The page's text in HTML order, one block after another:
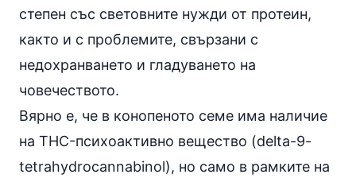
степен със световните нужди от протеин,
както и с проблемите, свързани с
недохранването и гладуването на
човечеството.
Вярно е, че в конопеното семе има наличие
на THC-психоактивно вещество (delta-9-
tetrahydrocannabinol), но само в рамките на